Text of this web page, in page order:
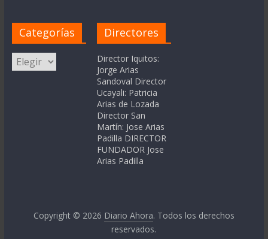
Categorías
Categorías
Directores
Director Iquitos:
Jorge Arias
Sandoval Director
Ucayali: Patricia
Arias de Lozada
Director San
Martín: Jose Arias
Padilla DIRECTOR
FUNDADOR Jose
Arias Padilla
Copyright © 2026 Diario Ahora. Todos los derechos
reservados.